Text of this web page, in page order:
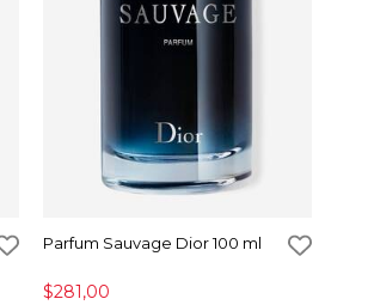
Parfum Sauvage Dior 100 ml
$281,00